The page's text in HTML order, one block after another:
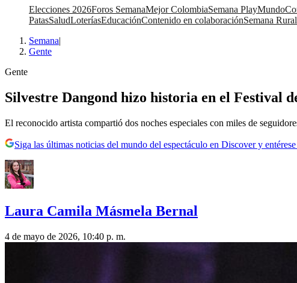
Elecciones 2026Foros SemanaMejor ColombiaSemana PlayMundo
PatasSaludLoteríasEducaciónContenido en colaboraciónSemana Rural
Semana|
Gente
Gente
Silvestre Dangond hizo historia en el Festival
El reconocido artista compartió dos noches especiales con miles de
Siga las últimas noticias del mundo del espectáculo en Discover y
Laura Camila Másmela Bernal
4 de mayo de 2026, 10:40 p. m.